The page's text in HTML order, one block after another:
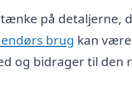
på detaljerne,
brug kan
og bidrager til den